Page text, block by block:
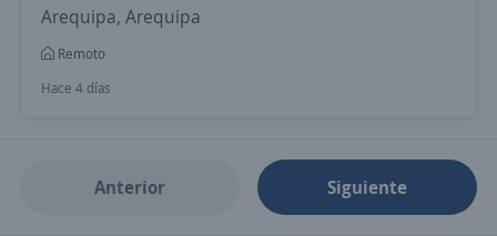
Arequipa, Arequipa
Remoto
Hace 4 días
Anterior Siguiente